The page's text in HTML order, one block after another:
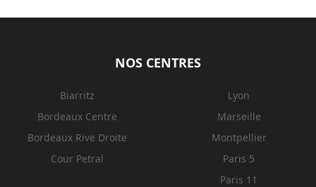
NOS CENTRES
Biarritz
Bordeaux Centre
Bordeaux Rive Droite
Cour Petral
Lyon
Marseille
Montpellier
Paris 5
Paris 11